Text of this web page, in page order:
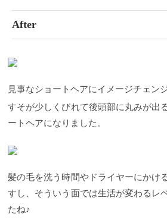
After
見事なショートヘアにイメージチェン
すそが少しくびれて後頭部に丸みが出
ートヘアになりました。
髪の毛を洗う時間やドライヤーにかけ
すし、そういう面では生活が変わるレ
たね♪